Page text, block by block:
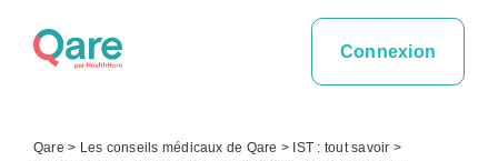
Connexion
Qare > Les conseils médicaux de Qare > IST : tout savoir >